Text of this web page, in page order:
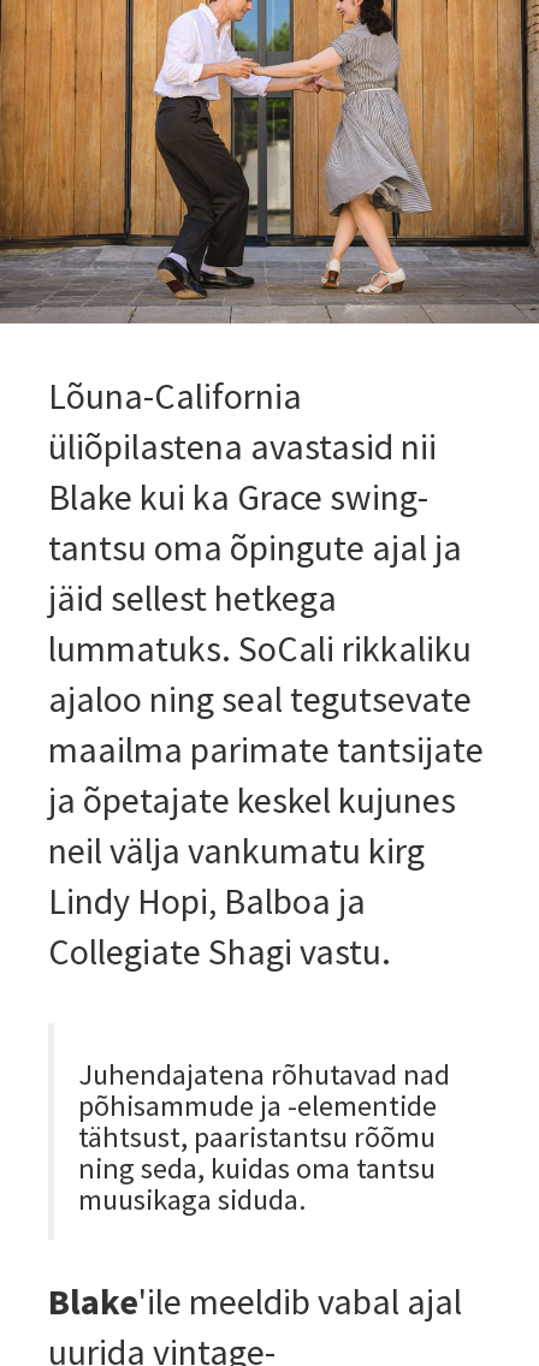
Lõuna-California
üliõpilastena avastasid nii
Blake kui ka Grace swing­
tantsu oma õpingute ajal ja
jäid sellest hetkega
lummatuks. SoCali rikkaliku
ajaloo ning seal tegutsevate
maailma parimate tantsijate
ja õpetajate keskel kujunes
neil välja vankumatu kirg
Lindy Hopi, Balboa ja
Collegiate Shagi vastu.
Juhendajatena rõhutavad nad
põhisammude ja -elementide
tähtsust, paaristantsu rõõmu
ning seda, kuidas oma tantsu
muusikaga siduda.
Blake'ile meeldib vabal ajal
uurida vintage-